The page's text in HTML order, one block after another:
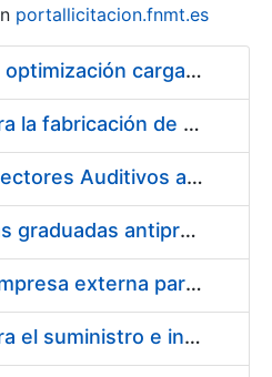
portallicitacion.fnmt.es
Pliego condiciones optimización cargas compras firmado
Acuerdo marco para la fabricación de piezas
Suministro de Protectores Auditivos a medida para las personas trabajadoras de los Centros de Trabajo de Madrid y Burgos
Suministro de gafas graduadas antiproyecciones para los trabajadores de la FNMT-RCM en los centros de trabajo de Madrid y Burgos
Servicios de una empresa externa para el asesoramiento y resolución de los recursos de alzada que se presentan relacionados con procesos de selección para la FNMT-RCM
Acuerdo marco para el suministro e instalación de persianas, estores y otros complementos